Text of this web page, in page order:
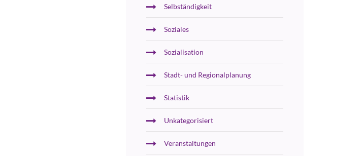
Selbständigkeit
Soziales
Sozialisation
Stadt- und Regionalplanung
Statistik
Unkategorisiert
Veranstaltungen